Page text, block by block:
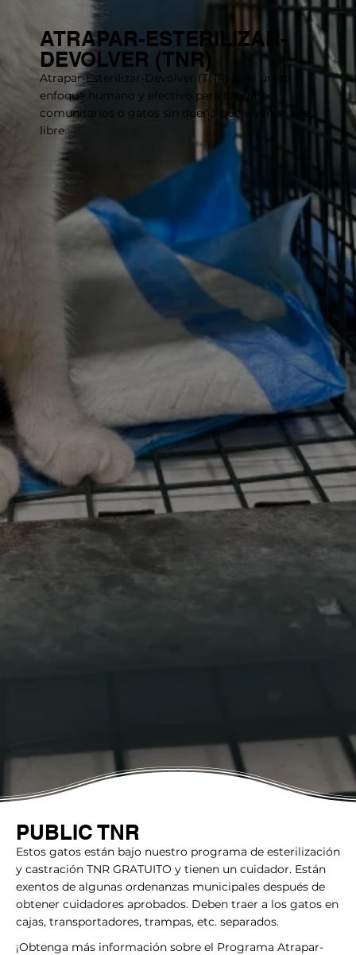
ATRAPAR-ESTERILIZAR-
DEVOLVER (TNR)
Atrapar-Esterilizar-Devolver (TNR) es el único
enfoque humano y efectivo para los gatos
comunitarios o gatos sin dueño que viven al aire
libre.
PUBLIC TNR
Estos gatos están bajo nuestro programa de esterilización
y castración TNR GRATUITO y tienen un cuidador. Están
exentos de algunas ordenanzas municipales después de
obtener cuidadores aprobados. Deben traer a los gatos en
cajas, transportadores, trampas, etc. separados.
¡Obtenga más información sobre el Programa Atrapar-